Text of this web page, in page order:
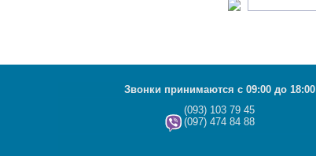
Звонки принимаются с 09:00 до 18:00
(093) 103 79 45
(097) 474 84 88